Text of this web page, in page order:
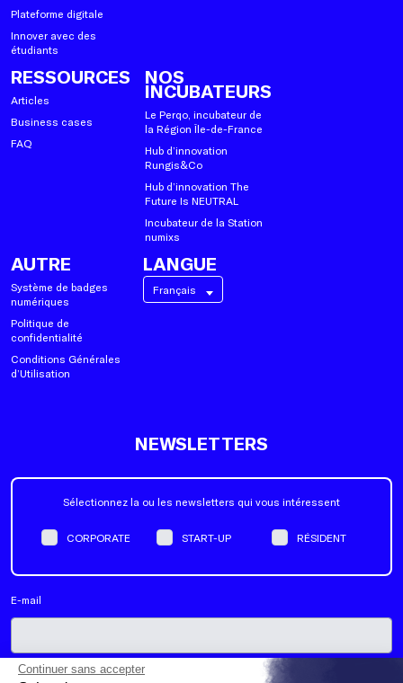
Plateforme digitale
Innover avec des
étudiants
RESSOURCES
Articles
Business cases
FAQ
NOS
INCUBATEURS
Le Perqo, incubateur de
la Région Île-de-France
Hub d’innovation
Rungis&Co
Hub d’innovation The
Future Is NEUTRAL
Incubateur de la Station
numixs
AUTRE
Système de badges
numériques
Politique de
confidentialité
Conditions Générales
d’Utilisation
LANGUE
Français
NEWSLETTERS
Sélectionnez la ou les newsletters qui vous intéressent
CORPORATE START-UP RÉSIDENT
E-mail
Continuer sans accepter